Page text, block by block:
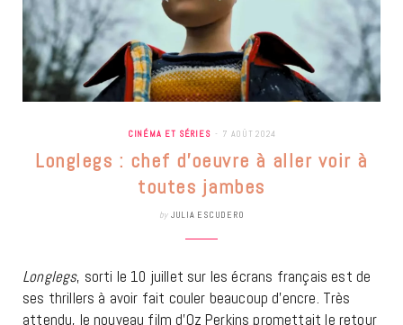
CINÉMA ET SÉRIES 7 AOÛT 2024
Longlegs : chef d’oeuvre à aller voir à
toutes jambes
by JULIA ESCUDERO
Longlegs, sorti le 10 juillet sur les écrans français est de
ses thrillers à avoir fait couler beaucoup d’encre. Très
attendu, le nouveau film d’Oz Perkins promettait le retour